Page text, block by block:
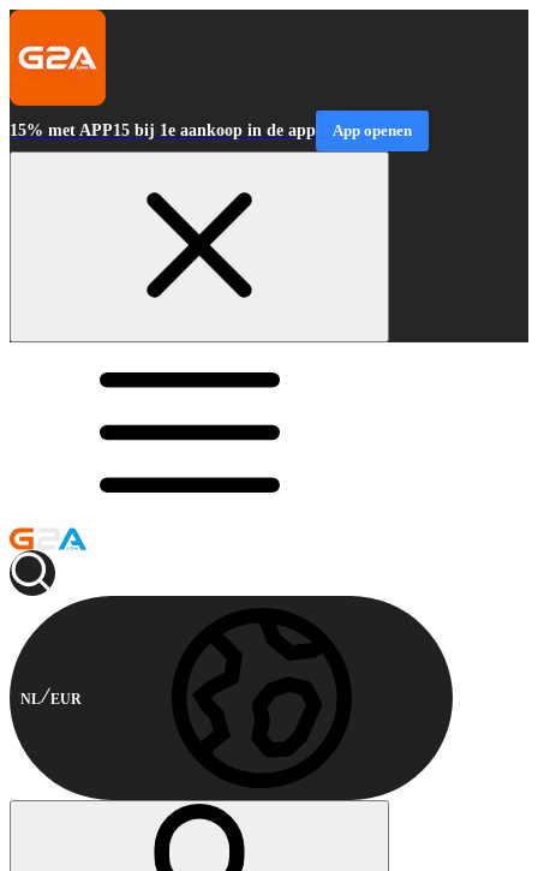
15% met APP15 bij 1e aankoop in de app App openen
NL EUR